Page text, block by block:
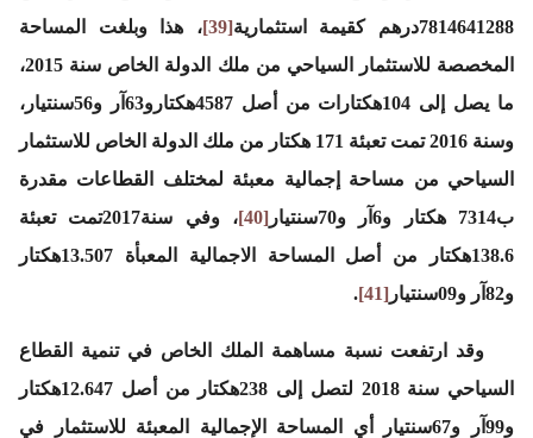
7814641288درهم كقيمة استثمارية
[39]
، هذا وبلغت المساحة
المخصصة للاستثمار السياحي من ملك الدولة الخاص سنة 2015،
ما يصل إلى 104هكتارات من أصل 4587هكتارو63آر و56سنتيار،
وسنة 2016 تمت تعبئة 171 هكتار من ملك الدولة الخاص للاستثمار
السياحي من مساحة إجمالية معبئة لمختلف القطاعات مقدرة
ب7314 هكتار و6آر و70سنتيار
[40]
، وفي سنة2017تمت تعبئة
138.6هكتار من أصل المساحة الاجمالية المعبأة 13.507هكتار
و82آر و09سنتيار
[41]
.
وقد ارتفعت نسبة مساهمة الملك الخاص في تنمية القطاع
السياحي سنة 2018 لتصل إلى 238هكتار من أصل 12.647هكتار
و99آر و67سنتيار أي المساحة الإجمالية المعبئة للاستثمار في